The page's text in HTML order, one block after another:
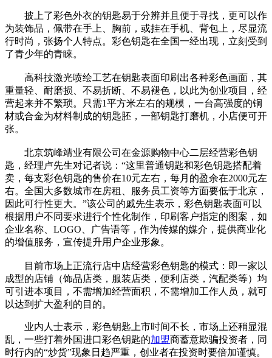
披上了彩色外衣的钥匙易于分辨并且便于寻找，更可以作
为装饰品，佩带在手上、胸前，或挂在手机、背包上，尽显流
行时尚，张扬个人特点。彩色钥匙在全国一经出现，立刻受到
了青少年的青睐。
高科技激光喷绘工艺在钥匙表面印刷出各种彩色画面，其
重量轻、耐磨损、不易折断、不易褪色，以此为创业项目，经
营起来并不繁琐。只需1平方米左右的规模，一台高强度的铜
材或合金为材料制成的钥匙胚，一部钥匙打磨机，小店便可开
张。
北京筑峰靖业有限公司在金源购物中心二层经营彩色钥
匙，经理卢先生对记者说：“这里普通钥匙和彩色钥匙搭配着
卖，每支彩色钥匙的售价在10元左右，每月的盈余在2000元左
右。全国大多数城市在房租、服务员工资等方面要低于北京，
因此可行性更大。”该公司的戚先生表示，彩色钥匙表面可以
根据用户不同要求进行个性化制作，印刷客户指定的图案，如
企业名称、LOGO、广告语等，作为传媒的媒介，提供商业化
的增值服务，宣传提升用户企业形象。
目前市场上正流行店中店经营彩色钥匙的模式：即一家以
成型的店铺（饰品店类，服装店类，便利店类，汽配类等）均
可引进本项目，不需增加经营面积，不需增加工作人员，就可
以达到扩大盈利的目的。
业内人士表示，彩色钥匙上市时间不长，市场上还稍显混
乱，一些打着外国进口彩色钥匙的加盟商蓄意欺骗投资者，同
时行内的“炒货”现象日趋严重，创业者在投资时要倍加谨慎。